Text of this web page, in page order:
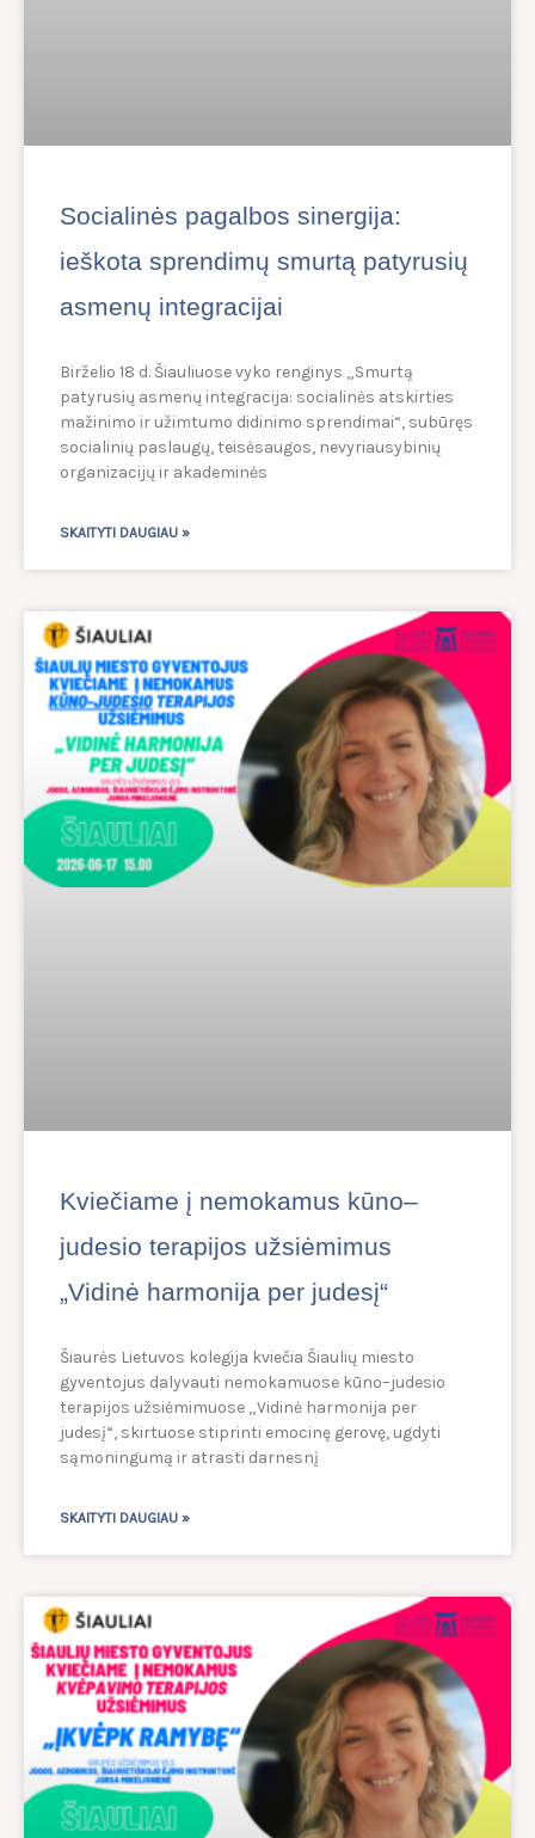
Socialinės pagalbos sinergija:
ieškota sprendimų smurtą patyrusių
asmenų integracijai
Birželio 18 d. Šiauliuose vyko renginys „Smurtą
patyrusių asmenų integracija: socialinės atskirties
mažinimo ir užimtumo didinimo sprendimai“, subūręs
socialinių paslaugų, teisėsaugos, nevyriausybinių
organizacijų ir akademinės
SKAITYTI DAUGIAU »
Kviečiame į nemokamus kūno–
judesio terapijos užsiėmimus
„Vidinė harmonija per judesį“
Šiaurės Lietuvos kolegija kviečia Šiaulių miesto
gyventojus dalyvauti nemokamuose kūno–judesio
terapijos užsiėmimuose „Vidinė harmonija per
judesį“, skirtuose stiprinti emocinę gerovę, ugdyti
sąmoningumą ir atrasti darnesnį
SKAITYTI DAUGIAU »